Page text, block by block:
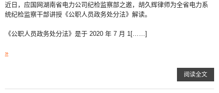
近日，应国网湖南省电力公司纪检监察部之邀，胡久辉律师为全省电力系
统纪检监察干部讲授《公职人员政务处分法》解读。
《公职人员政务处分法》是于 2020 年 7 月 1[……]
»
阅读全文